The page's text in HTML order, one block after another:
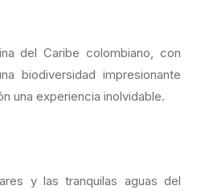
del Caribe colombiano, con
biodiversidad impresionante
una experiencia inolvidable.
y las tranquilas aguas del